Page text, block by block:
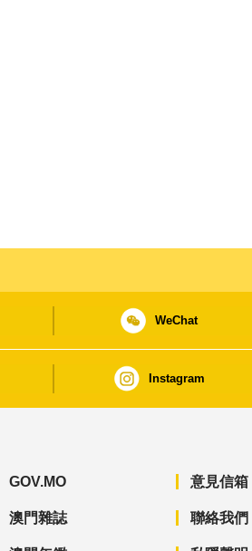
WeChat
Instagram
GOV.MO
澳門雜誌
意見信箱
聯絡我們